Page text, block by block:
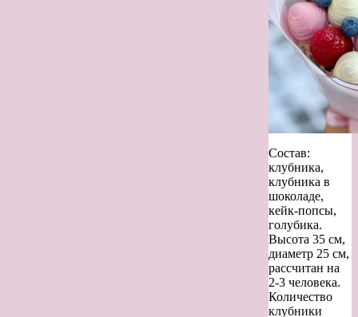
Состав:
клубника,
клубника в
шоколаде,
кейк-попсы,
голубика.
Высота 35 см,
диаметр 25 см,
рассчитан на
2-3 человека.
Количество
клубники